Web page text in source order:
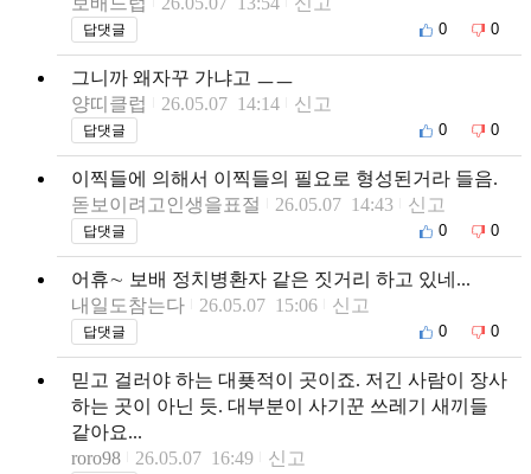
답댓글 0 0
그니까 왜자꾸 가냐고 ㅡㅡ
양띠클럽
26.05.07 14:14 신고
답댓글 0 0
이찍들에 의해서 이찍들의 필요로 형성된거라 들음.
돋보이려고인생을표절
26.05.07 14:43 신고
답댓글 0 0
어휴∼ 보배 정치병환자 같은 짓거리 하고 있네...
내일도참는다
26.05.07 15:06 신고
답댓글 0 0
믿고 걸러야 하는 대푲적이 곳이죠. 저긴 사람이 장사
하는 곳이 아닌 듯. 대부분이 사기꾼 쓰레기 새끼들
같아요...
roro98
26.05.07 16:49 신고